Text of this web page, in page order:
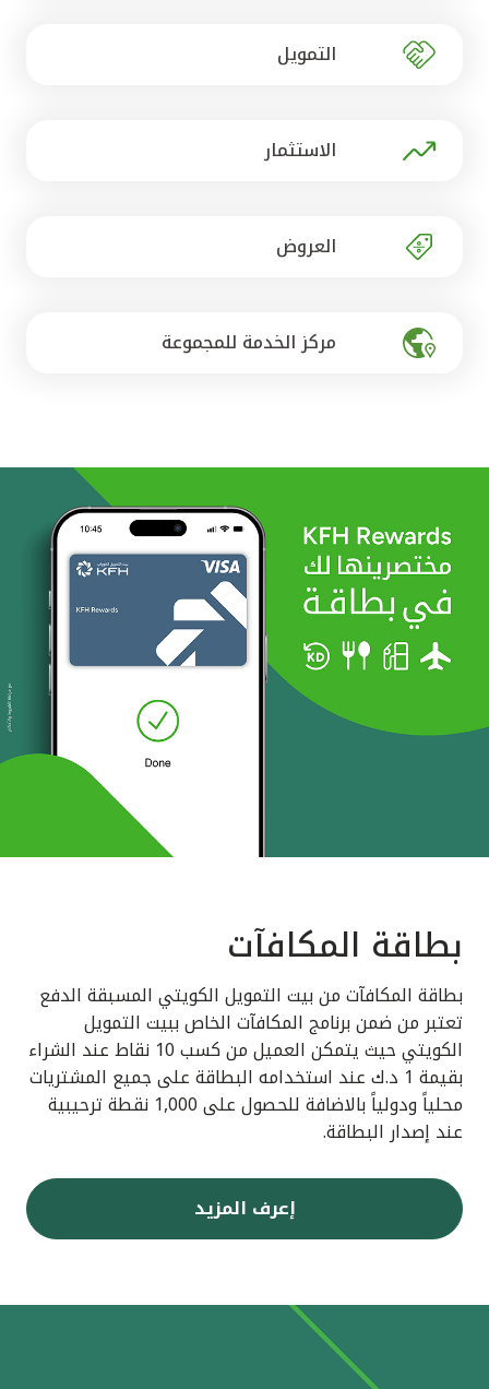
مصر
التمويل
الاستثمار
العروض
مركز الخدمة للمجموعة
بطاقة المكافآت
بطاقة المكافآت من بيت التمويل الكويتي المسبقة الدفع
تعتبر من ضمن برنامج المكافآت الخاص ببيت التمويل
الكويتي حيث يتمكن العميل من كسب 10 نقاط عند الشراء
بقيمة 1 د.ك عند استخدامه البطاقة على جميع المشتريات
محلياً ودولياً بالاضافة للحصول على 1,000 نقطة ترحيبية
عند إصدار البطاقة.
إعرف المزيد